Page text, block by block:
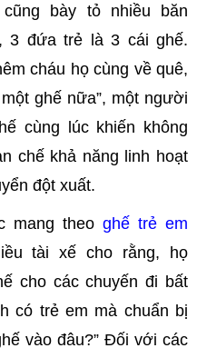
bày tỏ nhiều băn
3 đứa trẻ là 3 cái ghế.
cháu họ cùng về quê,
ghế nữa”, một người
cùng lúc khiến không
chế khả năng linh hoạt
đột xuất.
mang theo ghế trẻ em
tài xế cho rằng, họ
cho các chuyến đi bất
có trẻ em mà chuẩn bị
vào đâu?” Đối với các